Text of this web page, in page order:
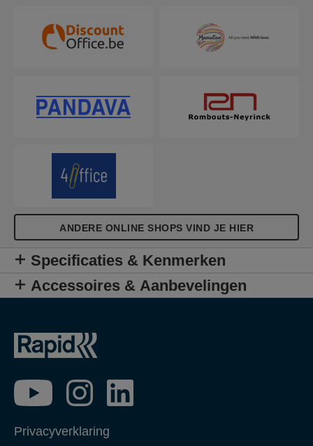
ordners en brievenbakken past. Deze 100%
recyclebare halfstrip nietmachine, ontworpen om
ANDERE ONLINE SHOPS VIND JE HIER
Specificaties & Kenmerken
Accessoires & Aanbevelingen
Privacyverklaring